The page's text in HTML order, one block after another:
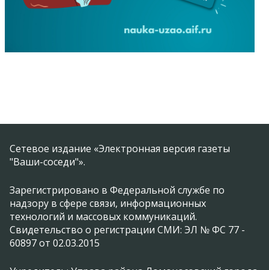
Сетевое издание «Электронная версия газеты
"Ваши-соседи"».
Зарегистрировано в Федеральной службе по
надзору в сфере связи, информационных
технологий и массовых коммуникаций.
Свидетельство о регистрации СМИ: ЭЛ № ФС 77 -
60897 от 02.03.2015